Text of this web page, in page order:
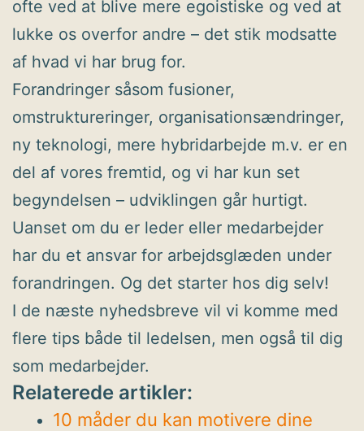
ofte ved at blive mere egoistiske og ved at
lukke os overfor andre – det stik modsatte
af hvad vi har brug for.
Forandringer såsom fusioner,
omstruktureringer, organisationsændringer,
ny teknologi, mere hybridarbejde m.v. er en
del af vores fremtid, og vi har kun set
begyndelsen – udviklingen går hurtigt.
Uanset om du er leder eller medarbejder
har du et ansvar for arbejdsglæden under
forandringen. Og det starter hos dig selv!
I de næste nyhedsbreve vil vi komme med
flere tips både til ledelsen, men også til dig
som medarbejder.
Relaterede artikler:
10 måder du kan motivere dine